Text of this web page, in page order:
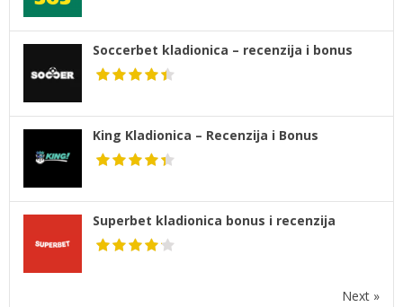
Soccerbet kladionica – recenzija i bonus
King Kladionica – Recenzija i Bonus
Superbet kladionica bonus i recenzija
Next »